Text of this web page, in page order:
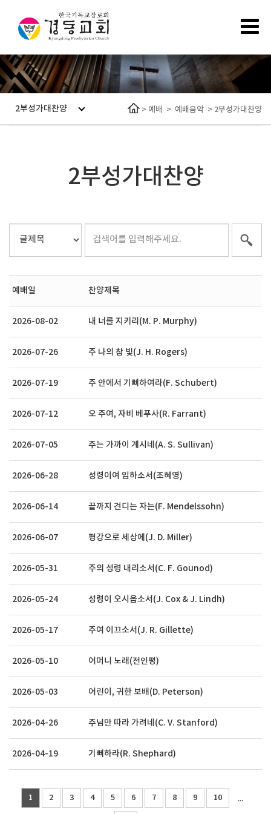
2부성가대찬양 > 예배 > 예배음악 > 2부성가대찬양
2부성가대찬양
예배일 찬양제목
2026-08-02 내 너를 지키리(M. P. Murphy)
2026-07-26 주 나의 참 빛(J. H. Rogers)
2026-07-19 주 안에서 기뻐하여라(F. Schubert)
2026-07-12 오 주여, 자비 베푸사(R. Farrant)
2026-07-05 주는 가까이 계시네(A. S. Sullivan)
2026-06-28 성령이여 임하소서(조혜영)
2026-06-14 끝까지 견디는 자는(F. Mendelssohn)
2026-06-07 평강으로 세상에(J. D. Miller)
2026-05-31 주의 성령 내리소서(C. F. Gounod)
2026-05-24 성령이 오시옵소서(J. Cox & J. Lindh)
2026-05-17 주여 이끄소서(J. R. Gillette)
2026-05-10 어머니 노래(전인평)
2026-05-03 어린이, 귀한 보배(D. Peterson)
2026-04-26 주님만 따라 가려네(C. V. Stanford)
2026-04-19 기뻐하라(R. Shephard)
1 2 3 4 5 6 7 8 9 10 ...